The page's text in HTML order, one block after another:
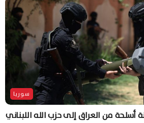
سوريا
أسلحة من العراق إلى حزب الله اللبناني